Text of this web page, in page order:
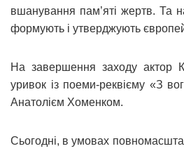
вшанування пам’яті жертв. Та
формують і утверджують
На завершення заходу актор
уривок із поеми-реквієму «З
Анатолієм Хоменком.
Сьогодні, в умовах